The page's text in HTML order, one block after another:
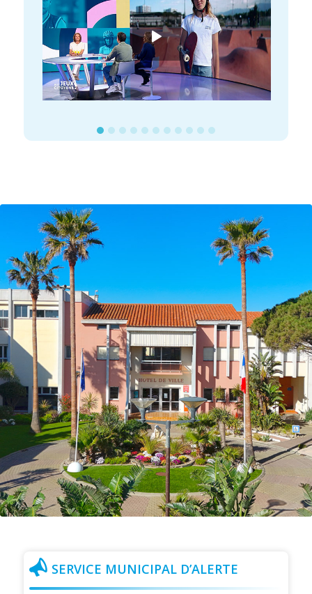
SERVICE MUNICIPAL D’ALERTE